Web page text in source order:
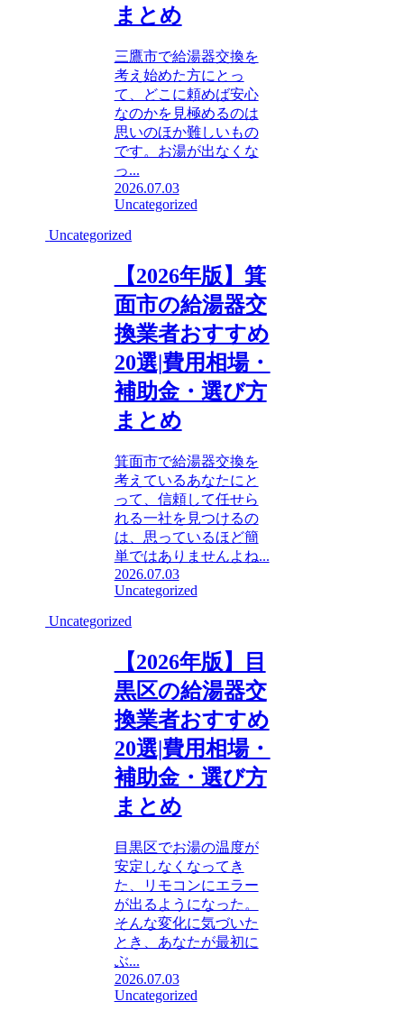
まとめ
三鷹市で給湯器交換を
考え始めた方にとっ
て、どこに頼めば安心
なのかを見極めるのは
思いのほか難しいもの
です。お湯が出なくな
っ...
2026.07.03
Uncategorized
Uncategorized
【2026年版】箕
面市の給湯器交
換業者おすすめ
20選|費用相場・
補助金・選び方
まとめ
箕面市で給湯器交換を
考えているあなたにと
って、信頼して任せら
れる一社を見つけるの
は、思っているほど簡
単ではありませんよね...
2026.07.03
Uncategorized
Uncategorized
【2026年版】目
黒区の給湯器交
換業者おすすめ
20選|費用相場・
補助金・選び方
まとめ
目黒区でお湯の温度が
安定しなくなってき
た、リモコンにエラー
が出るようになった。
そんな変化に気づいた
とき、あなたが最初に
ぶ...
2026.07.03
Uncategorized